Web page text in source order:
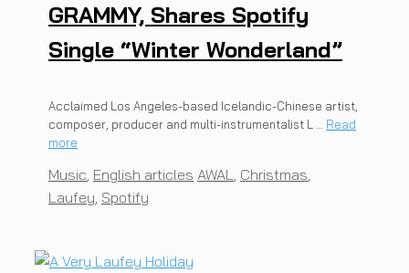
GRAMMY, Shares Spotify
Single “Winter Wonderland”
Acclaimed Los Angeles-based Icelandic-Chinese artist,
composer, producer and multi-instrumentalist L … Read
more
Categories
Music English articles Tags
AWAL Christmas
Laufey Spotify